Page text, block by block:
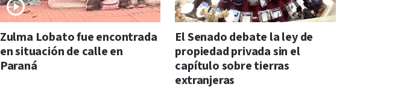
Zulma Lobato fue encontrada
en situación de calle en
Paraná
El Senado debate la ley de
propiedad privada sin el
capítulo sobre tierras
extranjeras